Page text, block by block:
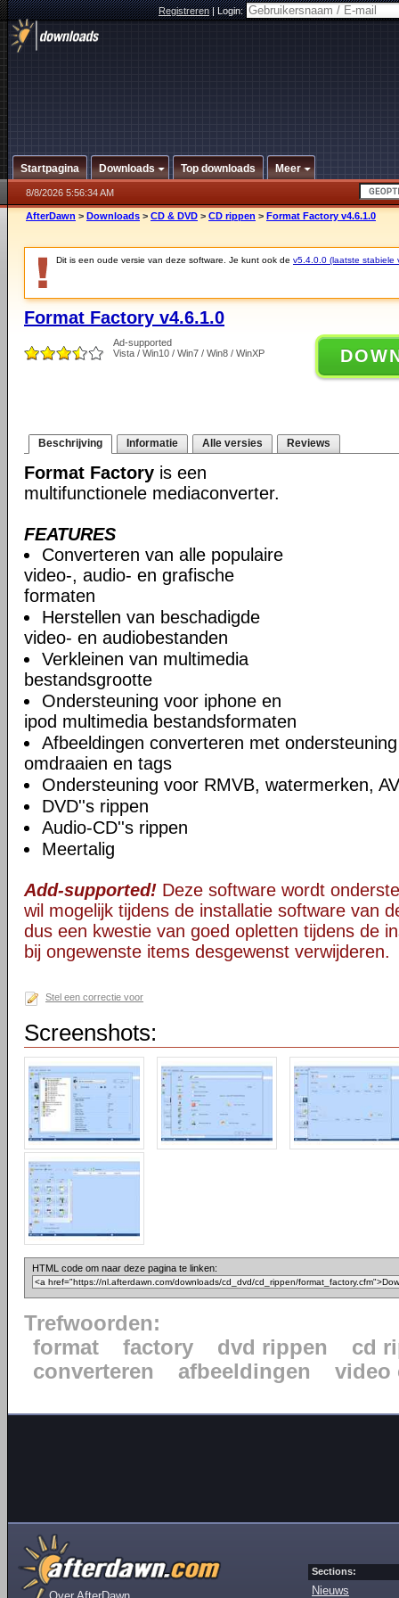
Registreren|Login:
Startpagina Downloads Top downloads Meer
8/8/2026 5:56:34 AM
AfterDawn > Downloads > CD & DVD > CD rippen > Format Factory v4.6.1.0
Dit is een oude versie van deze software. Je kunt ook de v5.4.0.0 (laatste stabiele
Format Factory v4.6.1.0
Ad-supported
Vista / Win10 / Win7 / Win8 / WinXP
Beschrijving Informatie Alle versies Reviews
Format Factory is een
multifunctionele mediaconverter.
FEATURES
Converteren van alle populaire
video-, audio- en grafische
formaten
Herstellen van beschadigde
video- en audiobestanden
Verkleinen van multimedia
bestandsgrootte
Ondersteuning voor iphone en
ipod multimedia bestandsformaten
Afbeeldingen converteren met
omdraaien en tags
Ondersteuning voor RMVB, watermerken,
DVD''s rippen
Audio-CD''s rippen
Meertalig
Add-supported! Deze software wordt
wil mogelijk tijdens de installatie software van
dus een kwestie van goed opletten tijdens de
bij ongewenste items desgewenst verwijderen.
Stel een correctie voor
Screenshots:
HTML code om naar deze pagina te linken:
Trefwoorden:
format
factory dvd rippen
cd
converteren
afbeeldingen video
Sections:
Nieuws